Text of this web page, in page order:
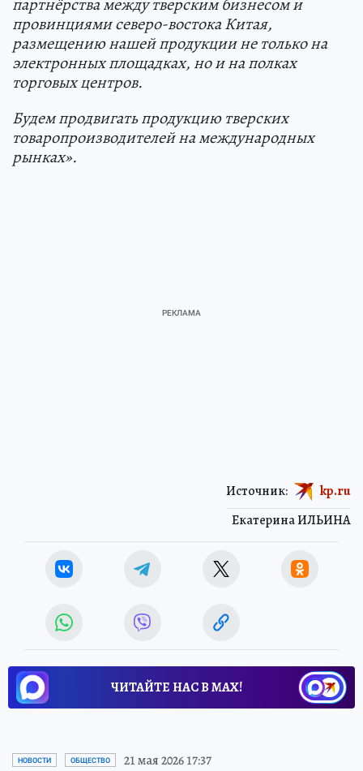
провинциями северо-востока Китая,
размещению нашей продукции не только на
электронных площадках, но и на полках
торговых центров.
Будем продвигать продукцию тверских
товаропроизводителей на международных
рынках».
Екатерина ИЛЬИНА
Источник: kp.ru
ЧИТАЙТЕ НАС В МАХ!
НОВОСТИ ОБЩЕСТВО 21 мая 2026 17:37